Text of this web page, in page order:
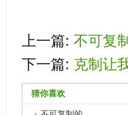
上一篇: 不可复
下一篇: 克制让
猜你喜欢